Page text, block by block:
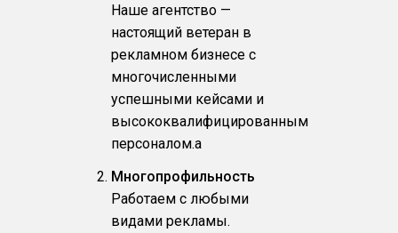
Наше агентство —
настоящий ветеран в
рекламном бизнесе с
многочисленными
успешными кейсами и
высококвалифицированным
персоналом.a
Многопрофильность
Работаем с любыми
видами рекламы.